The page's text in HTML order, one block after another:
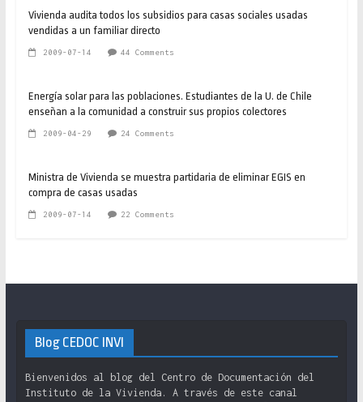
Vivienda audita todos los subsidios para casas sociales usadas
vendidas a un familiar directo
2009-07-14 44 Comments
Energía solar para las poblaciones. Estudiantes de la U. de Chile
enseñan a la comunidad a construir sus propios colectores
2009-04-29 24 Comments
Ministra de Vivienda se muestra partidaria de eliminar EGIS en
compra de casas usadas
2009-07-14 22 Comments
Blog CEDOC INVI
Bienvenidos al blog del Centro de Documentación del
Instituto de la Vivienda. A través de este canal